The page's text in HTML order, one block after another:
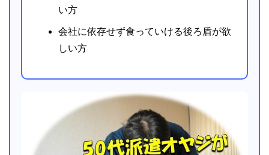
い方
会社に依存せず食っていける後ろ盾が欲
しい方